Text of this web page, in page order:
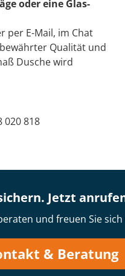
oder eine Glas-
per E-Mail, im Chat
Qualität und
Dusche wird
020 818
Jetzt
und freuen Sie
& Beratung